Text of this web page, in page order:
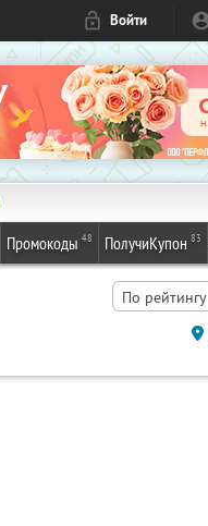
Войти
Промокоды 48 ПолучиКупон 83
По рейтингу